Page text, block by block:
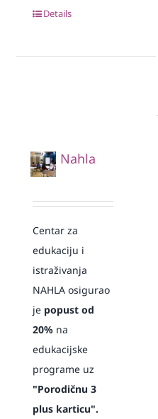
Details
Nahla
Centar za
edukaciju i
istraživanja
NAHLA osigurao
je popust od
20% na
edukacijske
programe uz
"Porodičnu 3
plus karticu".